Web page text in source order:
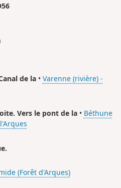
de la• Varenne (rivière) -
Vers le pont de la• Béthune
(Forêt d'Arques)